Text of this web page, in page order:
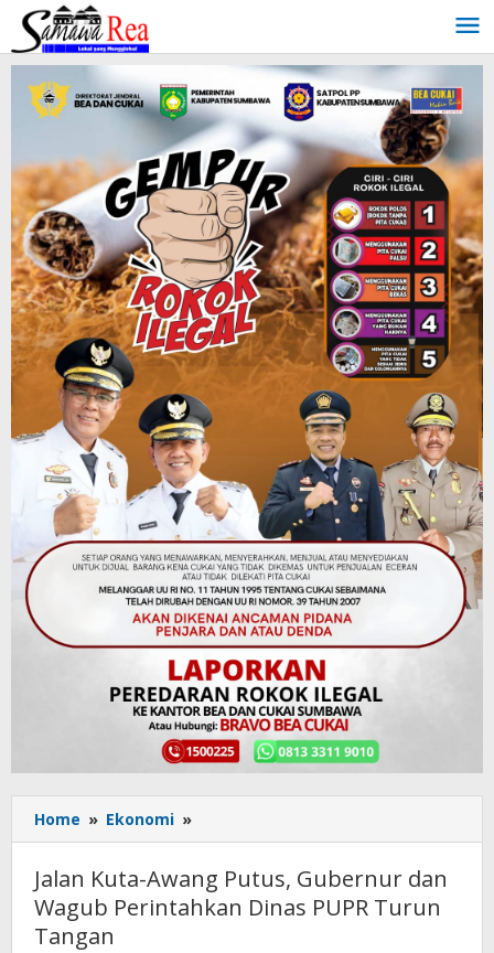
Lewati
konten
Home » Ekonomi »
Kuta-
Putus, Gubernur
dan
Jalan Kuta-Awang Putus, Gubernur dan
Wagub Perintahkan Dinas PUPR Turun
Tangan